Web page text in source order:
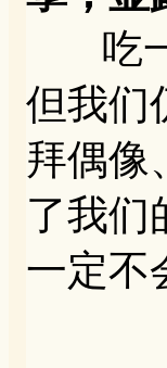
吃一
但我们
拜偶像
了我们
一定不